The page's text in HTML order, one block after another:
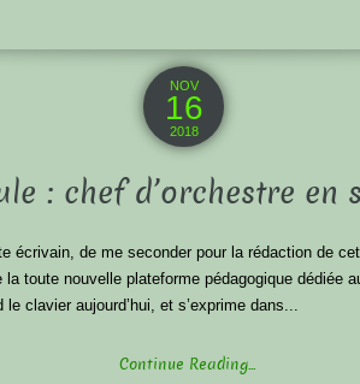
NOV
16
2018
: chef d’orchestre en
écrivain, de me seconder pour la rédaction de
la toute nouvelle plateforme pédagogique dédiée
clavier aujourd’hui, et s’exprime dans...
Continue Reading...